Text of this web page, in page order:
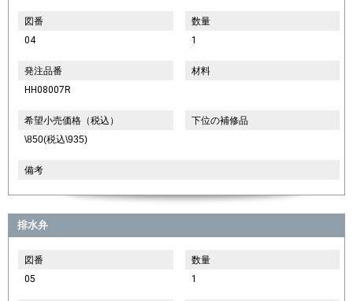
図番
04
数量
1
発注品番
HH08007R
材料
希望小売価格（税込）
\850(税込\935)
下位の補修品
備考
排水弁
図番
05
数量
1